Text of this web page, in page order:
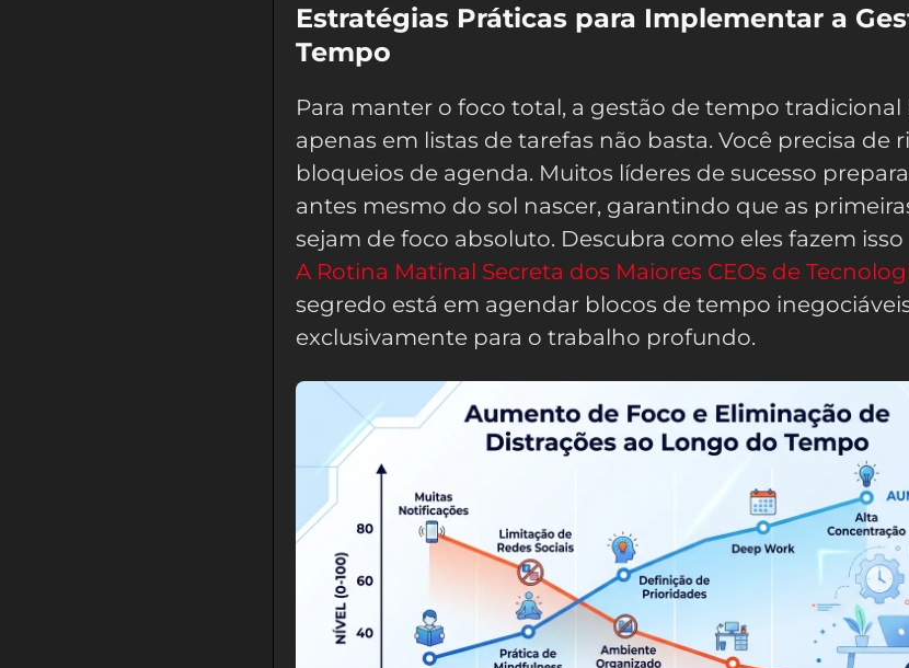
Estratégias Práticas para Implementar a
Tempo
Para manter o foco total, a gestão de tempo tradicional
apenas em listas de tarefas não basta. Você precisa de
bloqueios de agenda. Muitos líderes de sucesso
antes mesmo do sol nascer, garantindo que as
sejam de foco absoluto. Descubra como eles fazem
A Rotina Matinal Secreta dos Maiores CEOs de
segredo está em agendar blocos de tempo
exclusivamente para o trabalho profundo.